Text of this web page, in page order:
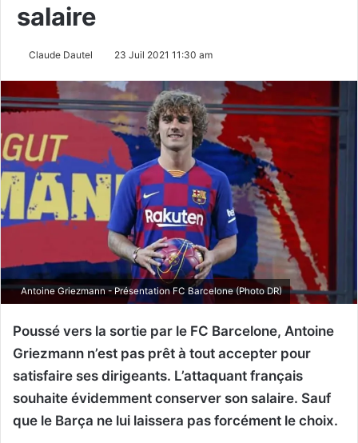
salaire
Claude Dautel 23 Juil 2021 11:30 am
Antoine Griezmann - Présentation FC Barcelone (Photo DR)
Poussé vers la sortie par le FC Barcelone, Antoine
Griezmann n’est pas prêt à tout accepter pour
satisfaire ses dirigeants. L’attaquant français
souhaite évidemment conserver son salaire. Sauf
que le Barça ne lui laissera pas forcément le choix.